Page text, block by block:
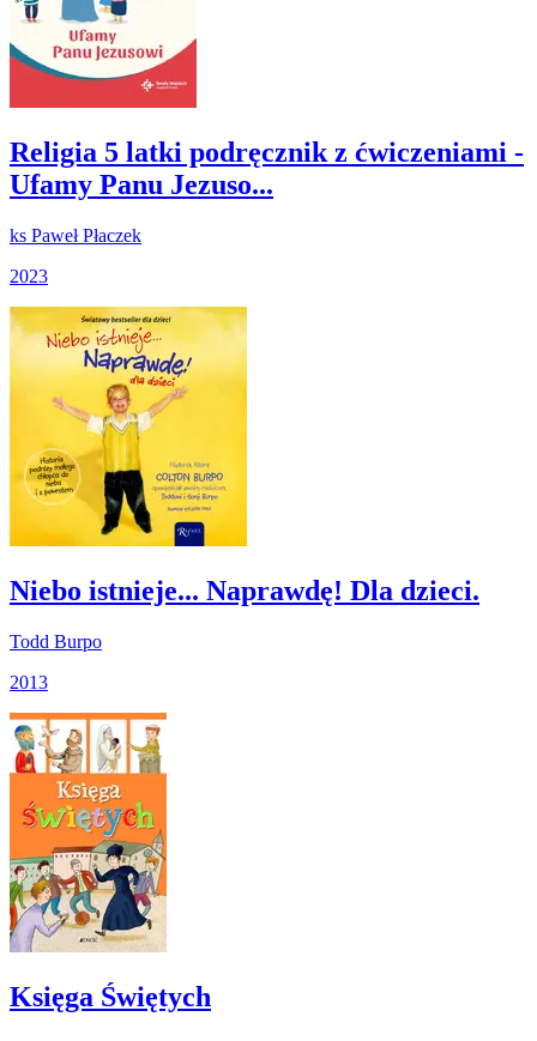
Religia 5 latki podręcznik z ćwiczeniami -
Ufamy Panu Jezuso...
ks Paweł Płaczek
2023
Niebo istnieje... Naprawdę! Dla dzieci.
Todd Burpo
2013
Księga Świętych